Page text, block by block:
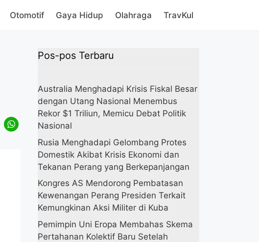
Otomotif Gaya Hidup Olahraga TravKul
W
Pos-pos Terbaru
Australia Menghadapi Krisis Fiskal Besar
dengan Utang Nasional Menembus
Rekor $1 Triliun, Memicu Debat Politik
Nasional
Rusia Menghadapi Gelombang Protes
Domestik Akibat Krisis Ekonomi dan
Tekanan Perang yang Berkepanjangan
Kongres AS Mendorong Pembatasan
Kewenangan Perang Presiden Terkait
Kemungkinan Aksi Militer di Kuba
Pemimpin Uni Eropa Membahas Skema
Pertahanan Kolektif Baru Setelah